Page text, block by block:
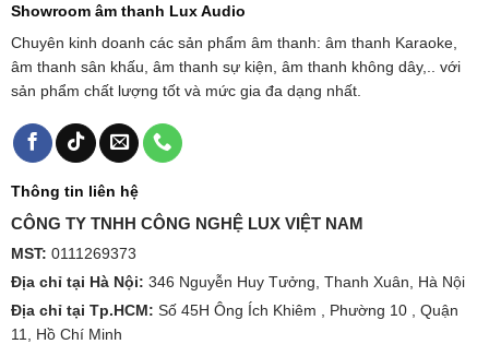
Showroom âm thanh Lux Audio
Chuyên kinh doanh các sản phẩm âm thanh: âm thanh Karaoke,
âm thanh sân khấu, âm thanh sự kiện, âm thanh không dây,.. với
sản phẩm chất lượng tốt và mức gia đa dạng nhất.
Thông tin liên hệ
CÔNG TY TNHH CÔNG NGHỆ LUX VIỆT NAM
MST: 0111269373
Địa chỉ tại Hà Nội: 346 Nguyễn Huy Tưởng, Thanh Xuân, Hà Nội
Địa chỉ tại Tp.HCM: Số 45H Ông Ích Khiêm , Phường 10 , Quận
11, Hồ Chí Minh